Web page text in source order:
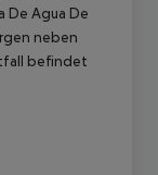
De Agua De
neben
befindet